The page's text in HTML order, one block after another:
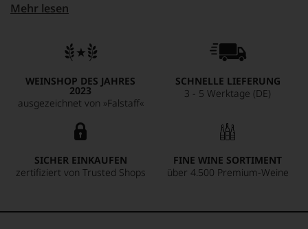
Balance und klarer Herkunft – charaktervoll, mineralisch und
Mehr lesen
WEINSHOP DES JAHRES
2023
ausgezeichnet von »Falstaff«
SCHNELLE LIEFERUNG
3 - 5 Werktage (DE)
SICHER EINKAUFEN
zertifiziert von Trusted Shops
FINE WINE SORTIMENT
über 4.500 Premium-Weine